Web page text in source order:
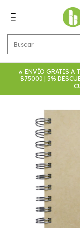
🔥 ENVÍO GRATIS A
$75000 | 5%